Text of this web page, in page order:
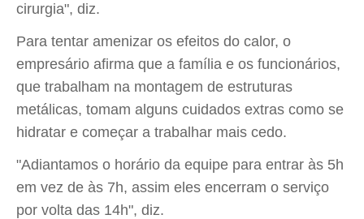
cirurgia", diz.
Para tentar amenizar os efeitos do calor, o
empresário afirma que a família e os funcionários,
que trabalham na montagem de estruturas
metálicas, tomam alguns cuidados extras como se
hidratar e começar a trabalhar mais cedo.
"Adiantamos o horário da equipe para entrar às 5h
em vez de às 7h, assim eles encerram o serviço
por volta das 14h", diz.